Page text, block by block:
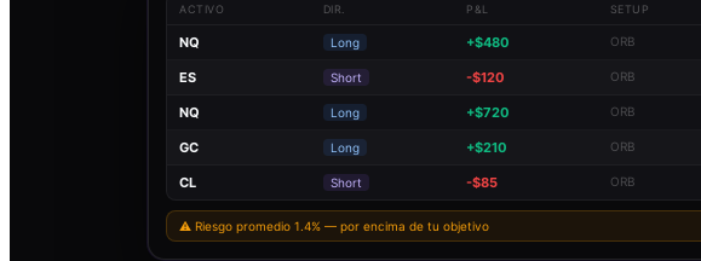
ACTIVO DIR. P&L SETUP
NQ Long +$480 ORB
ES Short -$120 ORB
NQ Long +$720 ORB
GC Long +$210 ORB
CL Short -$85 ORB
⚠ Riesgo promedio 1.4% — por encima de tu objetivo